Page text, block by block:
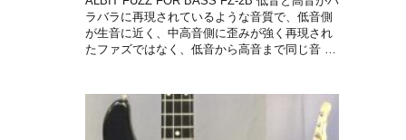
ラバラに再現されているような音質で、低音側
が生音に近く、中高音側に歪みが強く再現され
たファズではなく、低音から高音まで同じ音 …